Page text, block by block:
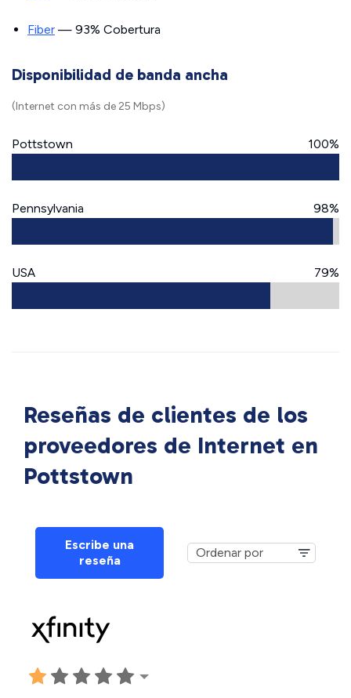
Fiber — 93% Cobertura
Disponibilidad de banda ancha
(Internet con más de 25 Mbps)
Pottstown 100%
Pennsylvania 98%
USA 79%
Reseñas de clientes de los
proveedores de Internet en
Pottstown
Escribe una
reseña